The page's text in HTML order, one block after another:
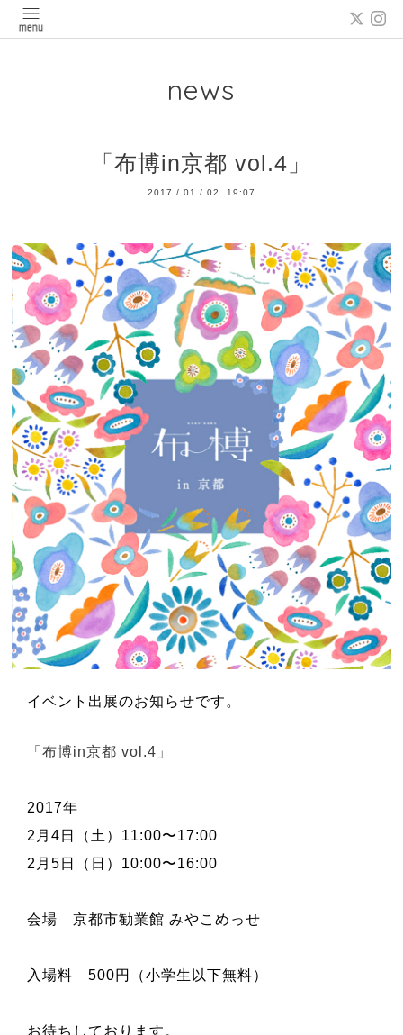
news
「布博in京都 vol.4」
2017 / 01 / 02 19:07
イベント出展のお知らせです。
「布博in京都 vol.4」
2017年
2月4日（土） 11:00〜17:00
2 月5日（日） 10:00〜16:00
会場 京都市勧業館 みやこめっせ
入場料 500円（小学生以下無料）
お待ちしております。